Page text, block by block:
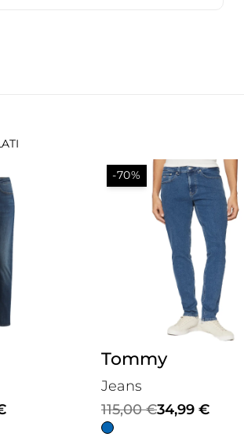
-70%
Tommy
Jeans
115,00€
Il
prezzo
34,99 €
Il
prezzo